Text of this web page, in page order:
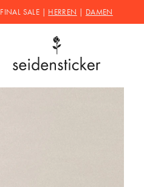
FINAL SALE | HERREN DAMEN